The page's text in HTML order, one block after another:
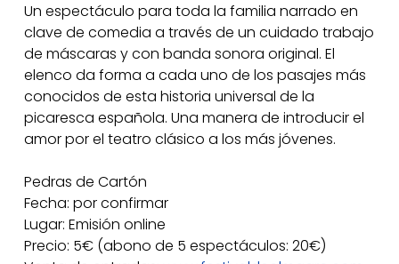
Un espectáculo para toda la familia narrado en
clave de comedia a través de un cuidado trabajo
de máscaras y con banda sonora original. El
elenco da forma a cada uno de los pasajes más
conocidos de esta historia universal de la
picaresca española. Una manera de introducir el
amor por el teatro clásico a los más jóvenes.
Pedras de Cartón
Fecha: por confirmar
Lugar: Emisión online
Precio: 5€ (abono de 5 espectáculos: 20€)